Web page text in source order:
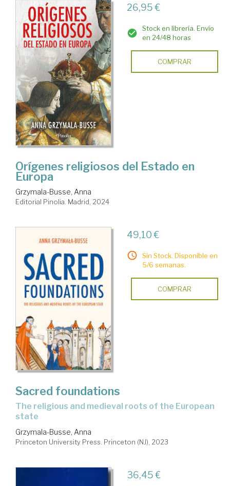
26,95 €
Stock en librería. Envío
en 24/48 horas
COMPRAR
Orígenes religiosos del Estado en
Europa
Grzymala-Busse, Anna
Editorial Pinolia. Madrid, 2024
49,10 €
Sin Stock. Disponible en
5/6 semanas.
COMPRAR
Sacred foundations
the religious and medieval roots of the European
state
Grzymala-Busse, Anna
Princeton University Press. Princeton (NJ), 2023
36,45 €